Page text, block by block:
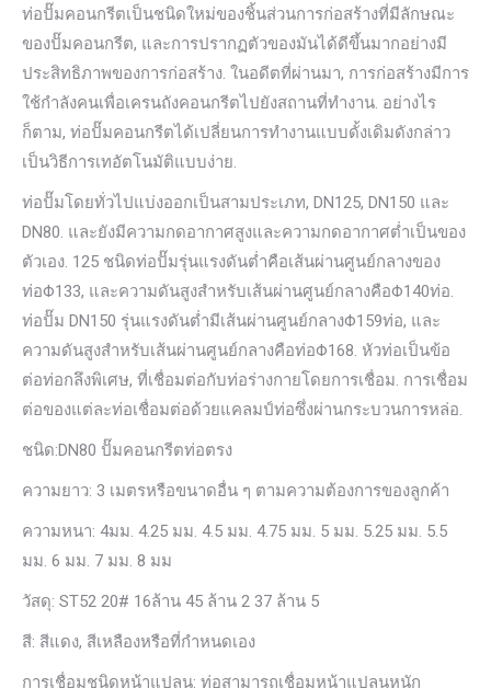
ท่อปั๊มคอนกรีตเป็นชนิดใหม่ของชิ้นส่วนการก่อสร้างที่มีลักษณะ
ของปั๊มคอนกรีต, และการปรากฏตัวของมันได้ดีขึ้นมากอย่างมี
ประสิทธิภาพของการก่อสร้าง. ในอดีตที่ผ่านมา, การก่อสร้างมีการ
ใช้กำลังคนเพื่อเครนถังคอนกรีตไปยังสถานที่ทำงาน. อย่างไร
ก็ตาม, ท่อปั๊มคอนกรีตได้เปลี่ยนการทำงานแบบดั้งเดิมดังกล่าว
เป็นวิธีการเทอัตโนมัติแบบง่าย.
ท่อปั๊มโดยทั่วไปแบ่งออกเป็นสามประเภท, DN125, DN150 และ
DN80. และยังมีความกดอากาศสูงและความกดอากาศต่ำเป็นของ
ตัวเอง. 125 ชนิดท่อปั๊มรุ่นแรงดันต่ำคือเส้นผ่านศูนย์กลางของ
ท่อΦ133, และความดันสูงสำหรับเส้นผ่านศูนย์กลางคือΦ140ท่อ.
ท่อปั๊ม DN150 รุ่นแรงดันต่ำมีเส้นผ่านศูนย์กลางΦ159ท่อ, และ
ความดันสูงสำหรับเส้นผ่านศูนย์กลางคือท่อΦ168. หัวท่อเป็นข้อ
ต่อท่อกลึงพิเศษ, ที่เชื่อมต่อกับท่อร่างกายโดยการเชื่อม. การเชื่อม
ต่อของแต่ละท่อเชื่อมต่อด้วยแคลมป์ท่อซึ่งผ่านกระบวนการหล่อ.
ชนิด:DN80 ปั๊มคอนกรีตท่อตรง
ความยาว: 3 เมตรหรือขนาดอื่น ๆ ตามความต้องการของลูกค้า
ความหนา: 4มม. 4.25 มม. 4.5 มม. 4.75 มม. 5 มม. 5.25 มม. 5.5
มม. 6 มม. 7 มม. 8 มม
วัสดุ: ST52 20# 16ล้าน 45 ล้าน 2 37 ล้าน 5
สี: สีแดง, สีเหลืองหรือที่กำหนดเอง
การเชื่อมชนิดหน้าแปลน: ท่อสามารถเชื่อมหน้าแปลนหนัก